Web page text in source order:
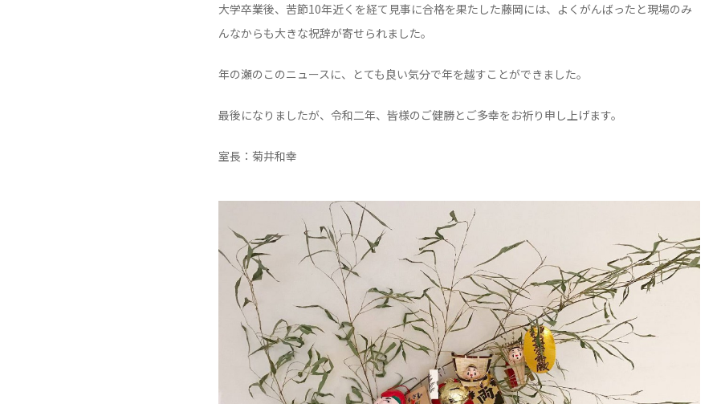
大学卒業後、苦節10年近くを経て見事に合格を果たした藤岡には、よくがんばったと現場のみ
んなからも大きな祝辞が寄せられました。
年の瀬のこのニュースに、とても良い気分で年を越すことができました。
最後になりましたが、令和二年、皆様のご健勝とご多幸をお祈り申し上げます。
室長：菊井和幸